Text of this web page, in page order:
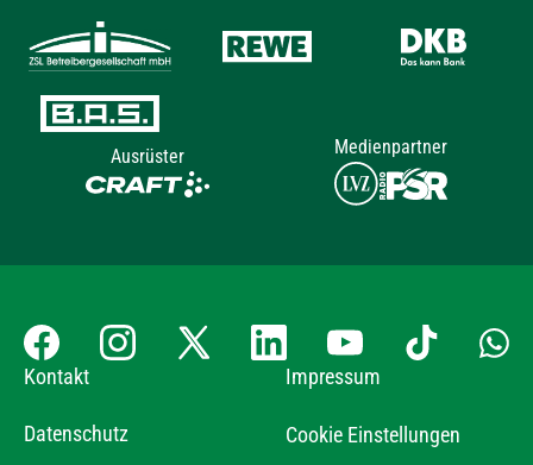
Ausrüster Medienpartner
Kontakt Impressum
Datenschutz Cookie Einstellungen